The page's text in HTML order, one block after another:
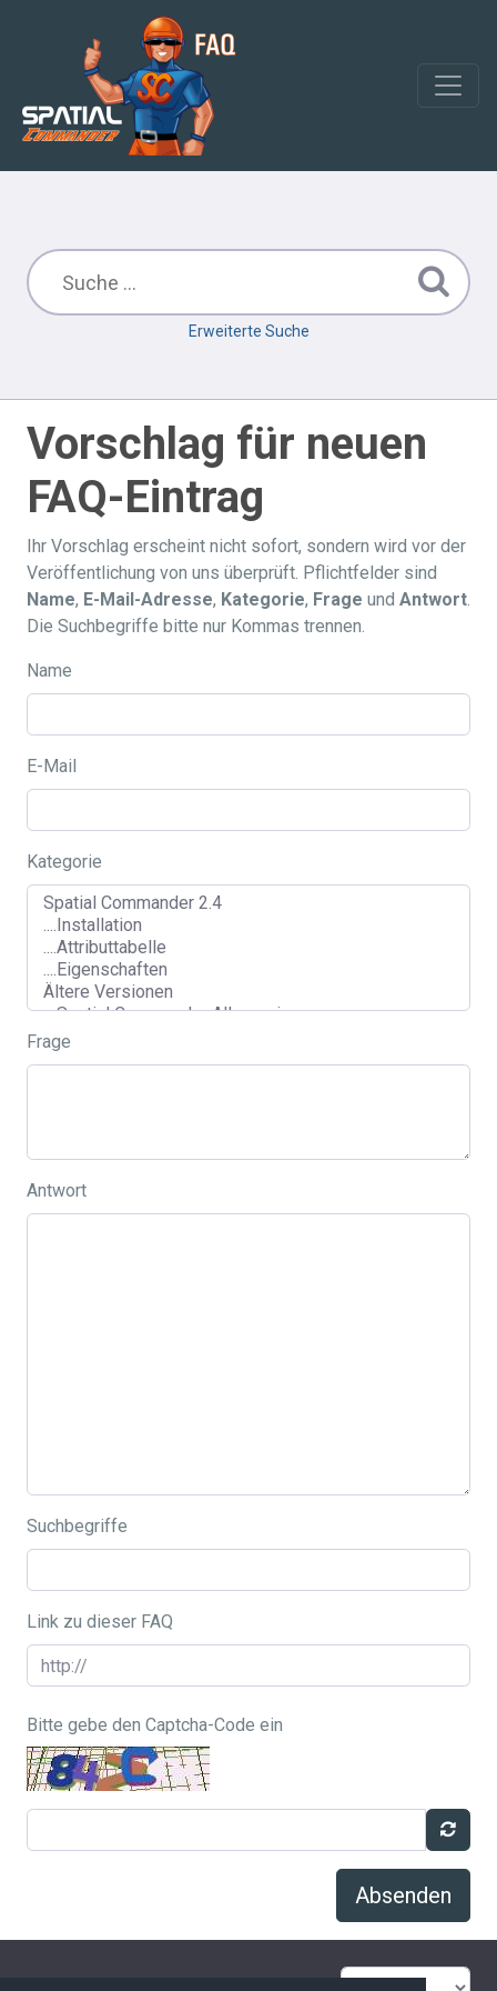
Erweiterte Suche
Vorschlag für neuen
FAQ-Eintrag
Ihr Vorschlag erscheint nicht sofort, sondern wird vor der
Veröffentlichung von uns überprüft. Pflichtfelder sind
Name, E-Mail-Adresse, Kategorie, Frage und Antwort.
Die Suchbegriffe bitte nur Kommas trennen.
Name
E-Mail
Kategorie
Frage
Antwort
Suchbegriffe
Link zu dieser FAQ
Bitte gebe den Captcha-Code ein
Absenden